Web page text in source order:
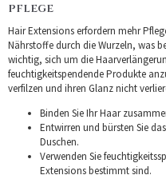
PFLEGE
Hair Extensions erfordern mehr
Nährstoffe durch die Wurzeln, was
wichtig, sich um die
feuchtigkeitspendende Produkte
verfilzen und ihren Glanz nicht
Binden Sie Ihr Haar
Entwirren und bürsten Sie
Duschen.
Verwenden Sie
Extensions bestimmt sind.